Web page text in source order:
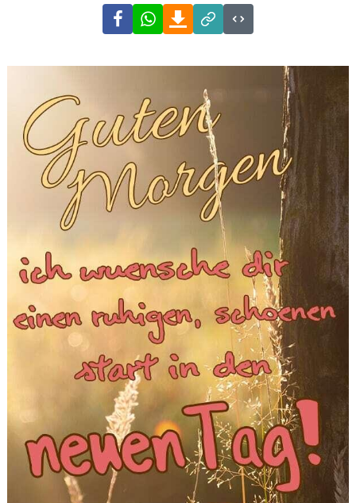
FacebookWhatsAppDownload
Link
Code